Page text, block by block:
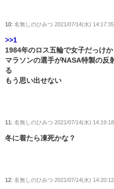
10: 名無しのひみつ 2021/07/14(水)
>>1
1984年のロス五輪で女子だっけか
マラソンの選手がNASA特製の反
る
もう思い出せない
11: 名無しのひみつ 2021/07/14(水)
冬に着たら凍死かな？
12: 名無しのひみつ 2021/07/14(水)